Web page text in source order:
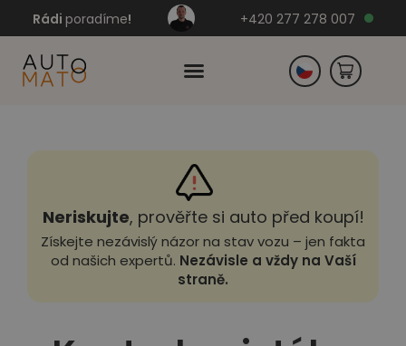
Rádi poradíme! +420 277 278 007
Neriskujte, prověřte si auto před koupí!
Získejte nezávislý názor na stav vozu – jen fakta
od našich expertů. Nezávisle a vždy na Vaší
straně.